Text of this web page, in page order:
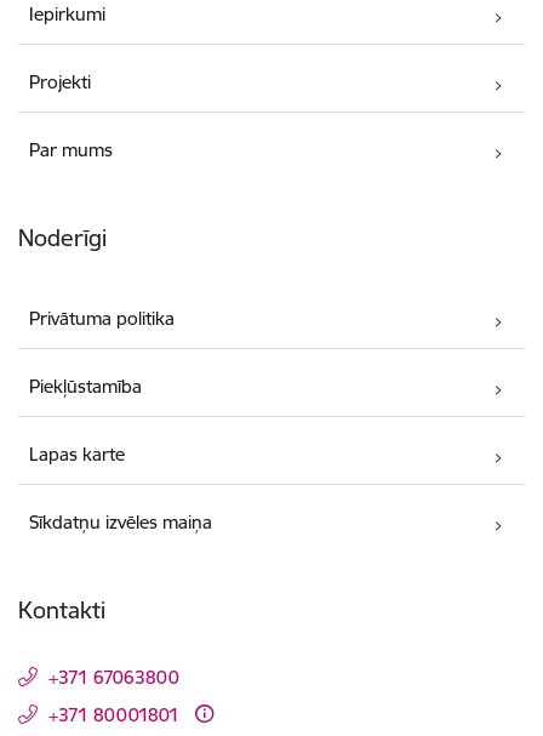
Iepirkumi
Projekti
Par mums
Noderīgi
Privātuma politika
Piekļūstamība
Lapas karte
Sīkdatņu izvēles maiņa
Kontakti
+371 67063800
+371 80001801